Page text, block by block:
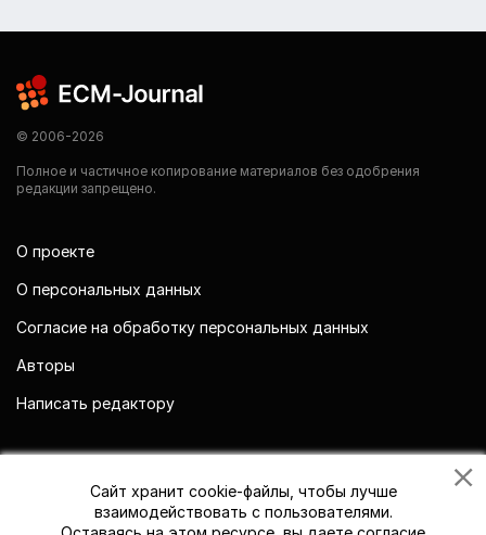
© 2006-2026
Полное и частичное копирование материалов без одобрения
редакции запрещено.
О проекте
О персональных данных
Согласие на обработку персональных данных
Авторы
Написать редактору
Сайт хранит cookie-файлы, чтобы лучше
взаимодействовать с пользователями.